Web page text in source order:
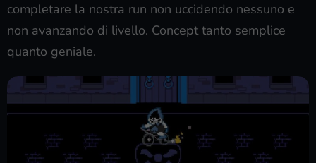
completare la nostra run non uccidendo nessuno e
non avanzando di livello. Concept tanto semplice
quanto geniale.